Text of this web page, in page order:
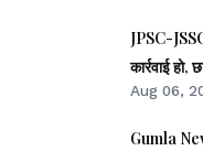
JPSC-
कार्रवाई हो,
Aug 06,
Gumla